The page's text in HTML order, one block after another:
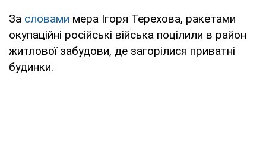
За словами мера Ігоря Терехова, ракетами
окупаційні російські війська поцілили в район
житлової забудови, де загорілися приватні
будинки.